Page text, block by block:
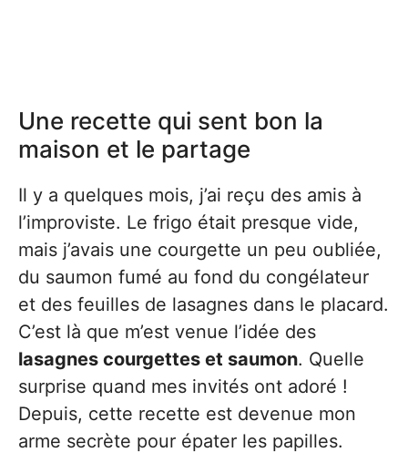
Une recette qui sent bon la
maison et le partage
Il y a quelques mois, j’ai reçu des amis à
l’improviste. Le frigo était presque vide,
mais j’avais une courgette un peu oubliée,
du saumon fumé au fond du congélateur
et des feuilles de lasagnes dans le placard.
C’est là que m’est venue l’idée des
lasagnes courgettes et saumon. Quelle
surprise quand mes invités ont adoré !
Depuis, cette recette est devenue mon
arme secrète pour épater les papilles.